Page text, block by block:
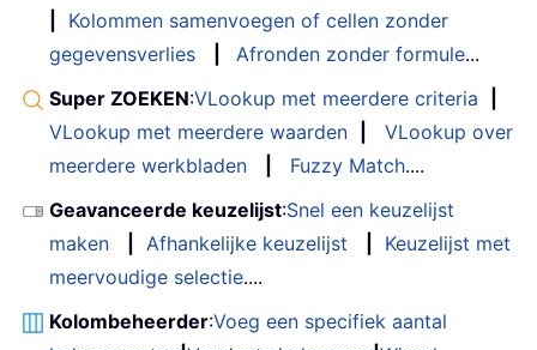
Kolommen samenvoegen of cellen zonder
gegevensverlies
Afronden zonder formule...
Super ZOEKEN:VLookup met meerdere criteria
VLookup met meerdere waarden
VLookup over
meerdere werkbladen
Fuzzy Match....
Geavanceerde keuzelijst:Snel een keuzelijst
maken
Afhankelijke keuzelijst
Keuzelijst met
meervoudige selectie....
Kolombeheerder:Voeg een specifiek aantal